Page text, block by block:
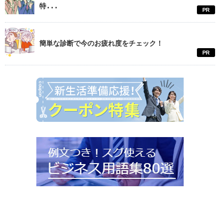
特...
PR
簡単な診断で今のお疲れ度をチェック！
PR